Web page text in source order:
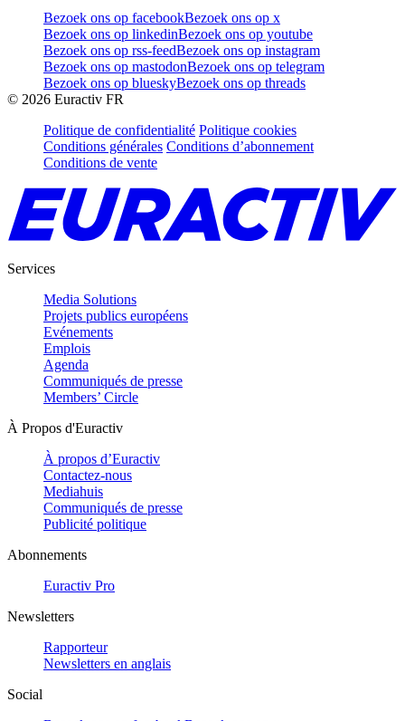
Bezoek ons op facebookBezoek ons op x
Bezoek ons op linkedinBezoek ons op youtube
Bezoek ons op rss-feedBezoek ons op instagram
Bezoek ons op mastodonBezoek ons op telegram
Bezoek ons op blueskyBezoek ons op threads
© 2026 Euractiv FR
Politique de confidentialité Politique cookies
Conditions générales Conditions d’abonnement
Conditions de vente
Services
Media Solutions
Projets publics européens
Evénements
Emplois
Agenda
Communiqués de presse
Members’ Circle
À Propos d'Euractiv
À propos d’Euractiv
Contactez-nous
Mediahuis
Communiqués de presse
Publicité politique
Abonnements
Euractiv Pro
Newsletters
Rapporteur
Newsletters en anglais
Social